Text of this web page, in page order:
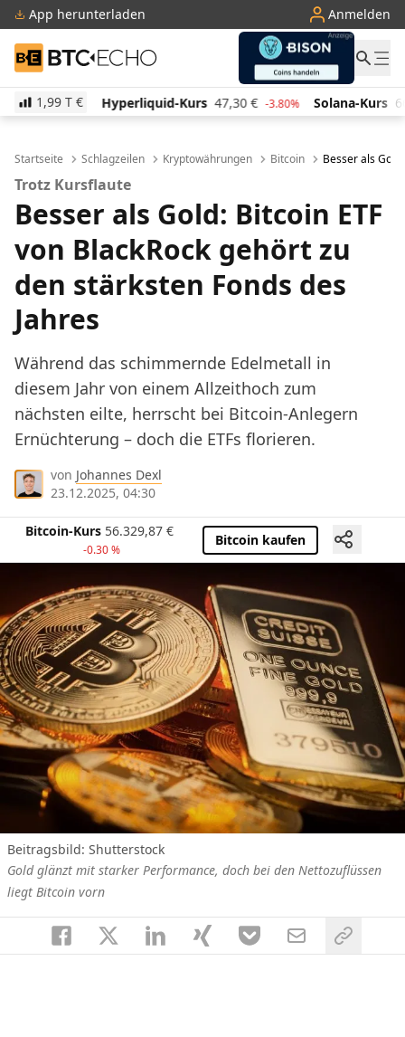
App herunterladen Anmelden
BTC-ECHO
1,99 T €
Hyperliquid-Kurs 47,30 € -3.80% Solana-Kurs 66,11 € 2.30%
Startseite Schlagzeilen Kryptowährungen Bitcoin Besser als
Trotz Kursflaute
Besser als Gold: Bitcoin ETF
von BlackRock gehört zu
den stärksten Fonds des
Jahres
Während das schimmernde Edelmetall in
diesem Jahr von einem Allzeithoch zum
nächsten eilte, herrscht bei Bitcoin-Anlegern
Ernüchterung – doch die ETFs florieren.
von Johannes Dexl
23.12.2025, 04:30
Bitcoin-Kurs 56.329,87 €
-0.30 %
Bitcoin kaufen
Beitragsbild: Shutterstock
Gold glänzt mit starker Performance, doch bei den Nettozuflüssen
liegt Bitcoin vorn